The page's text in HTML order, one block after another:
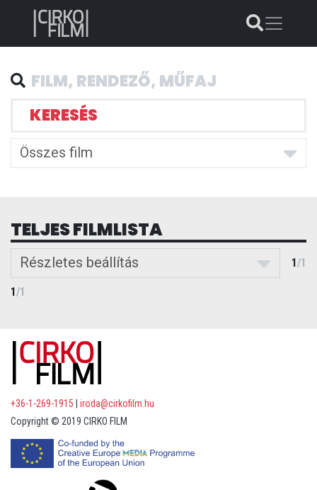
KERESÉS
Összes film
TELJES FILMLISTA
Részletes beállítás 1/1
1/1
+36-1-269-1915
iroda@cirkofilm.hu
Copyright © 2019 CIRKO FILM